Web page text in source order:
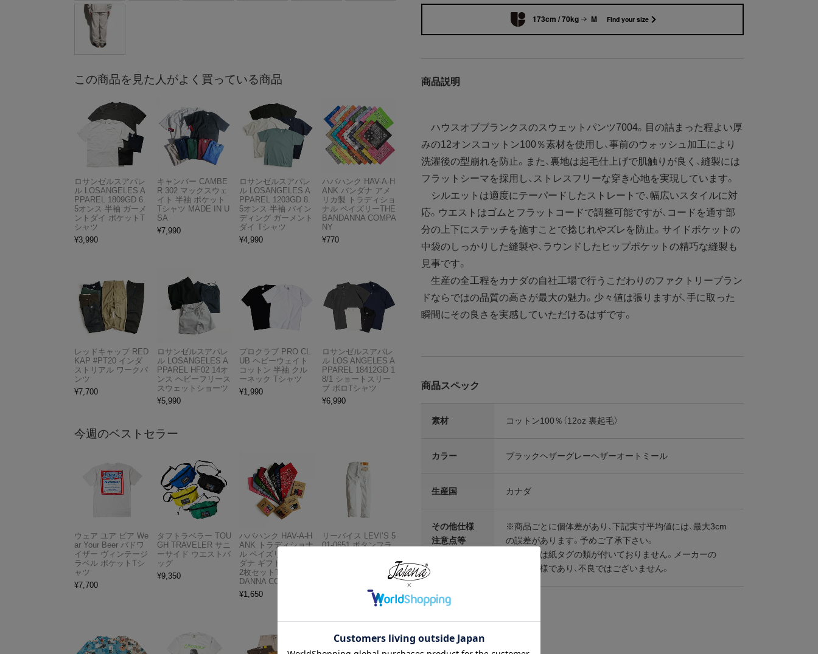
173cm / 70kg M Find your size
商品説明
ハウスオブブランクスのスウェットパンツ7004。目の詰まった程よい厚
みの12オンスコットン100％素材を使用し、事前のウォッシュ加工により
洗濯後の型崩れを防止。また、裏地は起毛仕上げで肌触りが良く、縫製には
フラットシーマを採用し、ストレスフリーな穿き心地を実現しています。
シルエットは適度にテーパードしたストレートで、幅広いスタイルに対
応。ウエストはゴムとフラットコードで調整可能ですが、コードを通す部
分の上下にステッチを施すことで捻じれやズレを防止。サイドポケットの
中袋のしっかりした縫製や、ラウンドしたヒップポケットの精巧な縫製も
見事です。
生産の全工程をカナダの自社工場で行うこだわりのファクトリーブラン
ドならではの品質の高さが最大の魅力。少々値は張りますが、手に取った
瞬間にその良さを実感していただけるはずです。
商品スペック
素材 コットン100％（12oz 裏起毛）
カラー ブラックヘザーグレーヘザーオートミール
生産国 カナダ
その他仕様
注意点等
※商品ごとに個体差があり、下記実寸平均値には、最大3cm
の誤差があります。予めご了承下さい。
※本製品は紙タグの類が付いておりません。メーカーの
元々の仕様であり、不良ではございません。
サイズはUSA表記となります
この商品を見た人がよく買っている商品
ロサンゼルスアパレ
ル LOSANGELES A
PPAREL 1809GD 6.
5オンス 半袖 ガーメ
ントダイ ポケットT
シャツ
¥3,990
キャンバー CAMBE
R 302 マックスウェ
イト 半袖 ポケット
Tシャツ MADE IN U
SA
¥7,990
ロサンゼルスアパレ
ル LOSANGELES A
PPAREL 1203GD 8.
5オンス 半袖 バイン
ディング ガーメント
ダイ Tシャツ
¥4,990
ハバハンク HAV-A-H
ANK バンダナ アメ
リカ製 トラディショ
ナル ペイズリーTHE
BANDANNA COMPA
NY
¥770
レッドキャップ RED
KAP #PT20 インダ
ストリアル ワークパ
ンツ
¥7,700
ロサンゼルスアパレ
ル LOSANGELES A
PPAREL HF02 14オ
ンス ヘビーフリース
スウェットショーツ
¥5,990
プロクラブ PRO CL
UB ヘビーウェイト
コットン 半袖 クル
ーネック Tシャツ
¥1,990
ロサンゼルスアパレ
ル LOS ANGELES A
PPAREL 18412GD 1
8/1 ショートスリー
ブ ポロTシャツ
¥6,990
今週のベストセラー
ウェア ユア ビア We
ar Your Beer バドワ
イザー ヴィンテージ
ラベル ポケットTシ
ャツ
¥7,700
タフトラベラー TOU
GH TRAVELER サニ
ーサイド ウエストバ
ッグ
¥9,350
ハバハンク HAV-A-H
ANK トラディショナ
ル ペイズリー バン
ダナ ギフトボックス
2枚セットTHE BAN
DANNA COMPANY
¥1,650
リーバイス LEVI’S 5
01-0651 ボタンフラ
ンズ オプティックホ